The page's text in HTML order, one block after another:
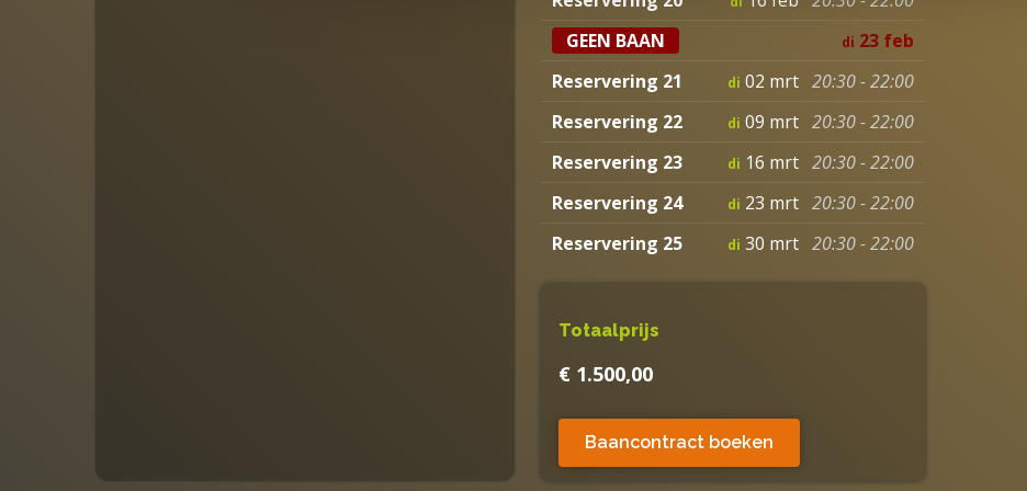
GEEN BAAN
di 23 feb
Reservering 21
di 02 mrt 20:30 - 22:00
Reservering 22
di 09 mrt 20:30 - 22:00
Reservering 23
di 16 mrt 20:30 - 22:00
Reservering 24
di 23 mrt 20:30 - 22:00
Reservering 25
di 30 mrt 20:30 - 22:00
Totaalprijs
€ 1.500,00
Baancontract boeken